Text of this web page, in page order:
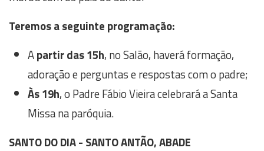
Teremos a seguinte programação:
Apartir das 15h, no Salão, haverá formação,
adoração e perguntas e respostas com o padre;
Às 19h, o Padre Fábio Vieira celebrará a Santa
Missa na paróquia.
SANTO DO DIA - SANTO ANTÃO, ABADE